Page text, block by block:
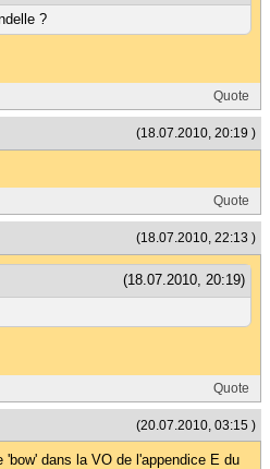
?
Quote
(18.07.2010, 20:19 )
Quote
(18.07.2010, 22:13 )
(18.07.2010, 20:19)
Quote
(20.07.2010, 03:15 )
'bow' dans la VO de l'appendice E du